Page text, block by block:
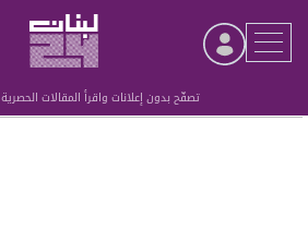
تصفّح بدون إعلانات واقرأ المقالات الحصرية
Advertisement